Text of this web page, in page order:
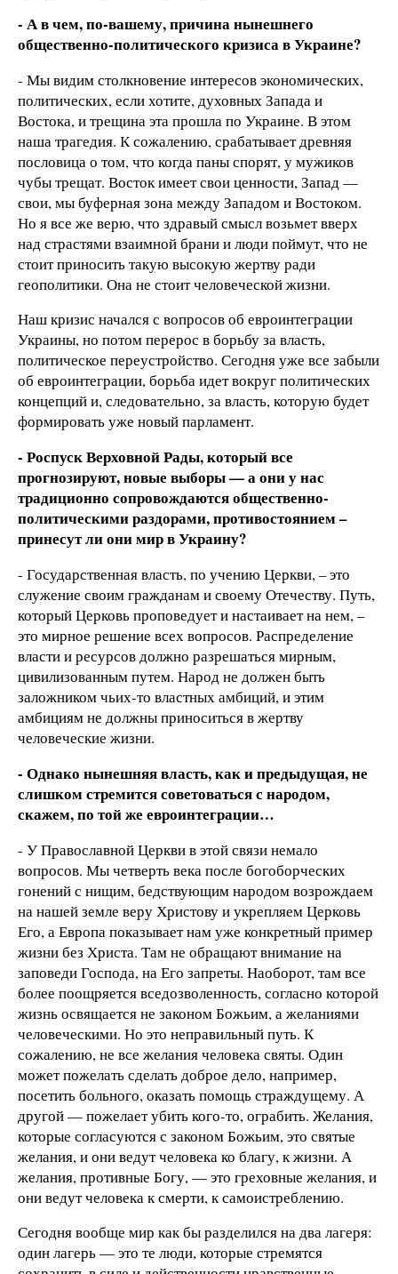
- А в чем, по-вашему, причина нынешнего
общественно-политического кризиса в Украине?
- Мы видим столкновение интересов экономических,
политических, если хотите, духовных Запада и
Востока, и трещина эта прошла по Украине. В этом
наша трагедия. К сожалению, срабатывает древняя
пословица о том, что когда паны спорят, у мужиков
чубы трещат. Восток имеет свои ценности, Запад —
свои, мы буферная зона между Западом и Востоком.
Но я все же верю, что здравый смысл возьмет вверх
над страстями взаимной брани и люди поймут, что не
стоит приносить такую высокую жертву ради
геополитики. Она не стоит человеческой жизни.
Наш кризис начался с вопросов об евроинтеграции
Украины, но потом перерос в борьбу за власть,
политическое переустройство. Сегодня уже все забыли
об евроинтеграции, борьба идет вокруг политических
концепций и, следовательно, за власть, которую будет
формировать уже новый парламент.
- Роспуск Верховной Рады, который все
прогнозируют, новые выборы — а они у нас
традиционно сопровождаются общественно-
политическими раздорами, противостоянием –
принесут ли они мир в Украину?
- Государственная власть, по учению Церкви, – это
служение своим гражданам и своему Отечеству. Путь,
который Церковь проповедует и настаивает на нем, –
это мирное решение всех вопросов. Распределение
власти и ресурсов должно разрешаться мирным,
цивилизованным путем. Народ не должен быть
заложником чьих-то властных амбиций, и этим
амбициям не должны приноситься в жертву
человеческие жизни.
- Однако нынешняя власть, как и предыдущая, не
слишком стремится советоваться с народом,
скажем, по той же евроинтеграции…
- У Православной Церкви в этой связи немало
вопросов. Мы четверть века после богоборческих
гонений с нищим, бедствующим народом возрождаем
на нашей земле веру Христову и укрепляем Церковь
Его, а Европа показывает нам уже конкретный пример
жизни без Христа. Там не обращают внимание на
заповеди Господа, на Его запреты. Наоборот, там все
более поощряется вседозволенность, согласно которой
жизнь освящается не законом Божьим, а желаниями
человеческими. Но это неправильный путь. К
сожалению, не все желания человека святы. Один
может пожелать сделать доброе дело, например,
посетить больного, оказать помощь страждущему. А
другой — пожелает убить кого-то, ограбить. Желания,
которые согласуются с законом Божьим, это святые
желания, и они ведут человека ко благу, к жизни. А
желания, противные Богу, — это греховные желания, и
они ведут человека к смерти, к самоистреблению.
Сегодня вообще мир как бы разделился на два лагеря:
один лагерь — это те люди, которые стремятся